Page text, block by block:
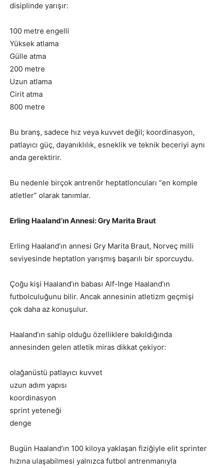
disiplinde yarışır:
100 metre engelli
Yüksek atlama
Gülle atma
200 metre
Uzun atlama
Cirit atma
800 metre
Bu branş, sadece hız veya kuvvet değil; koordinasyon,
patlayıcı güç, dayanıklılık, esneklik ve teknik beceriyi aynı
anda gerektirir.
Bu nedenle birçok antrenör heptatloncuları “en komple
atletler” olarak tanımlar.
Erling Haaland’ın Annesi: Gry Marita Braut
Erling Haaland’ın annesi Gry Marita Braut, Norveç milli
seviyesinde heptatlon yarışmış başarılı bir sporcuydu.
Çoğu kişi Haaland’ın babası Alf-Inge Haaland’ın
futbolculuğunu bilir. Ancak annesinin atletizm geçmişi
çok daha az konuşulur.
Haaland’ın sahip olduğu özelliklere bakıldığında
annesinden gelen atletik miras dikkat çekiyor:
olağanüstü patlayıcı kuvvet
uzun adım yapısı
koordinasyon
sprint yeteneği
denge
Bugün Haaland’ın 100 kiloya yaklaşan fiziğiyle elit sprinter
hızına ulaşabilmesi yalnızca futbol antrenmanıyla